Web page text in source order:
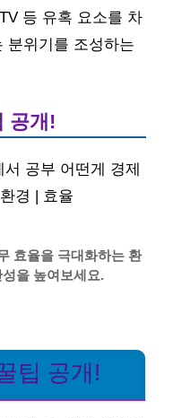
등 유혹 요소를 차
분위기를 조성하는
공개!
공부 어떤게 경제
경 | 효율
효율을 극대화하는 환
을 높여보세요.
팁 공개!